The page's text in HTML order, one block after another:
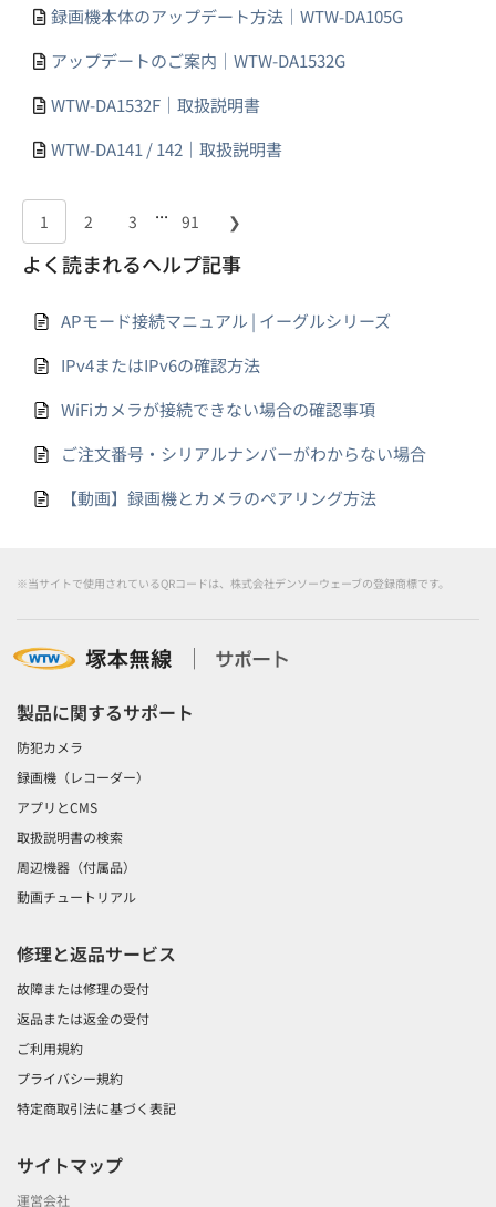
録画機本体のアップデート方法｜WTW-DA105G
アップデートのご案内｜WTW-DA1532G
WTW-DA1532F｜取扱説明書
WTW-DA141 / 142｜取扱説明書
1 2 3 ... 91 ❯
よく読まれるヘルプ記事
APモード接続マニュアル | イーグルシリーズ
IPv4またはIPv6の確認方法
WiFiカメラが接続できない場合の確認事項
ご注文番号・シリアルナンバーがわからない場合
【動画】録画機とカメラのペアリング方法
※当サイトで使用されているQRコードは、株式会社デンソーウェーブの登録商標です。
製品に関するサポート
防犯カメラ
録画機（レコーダー）
アプリとCMS
取扱説明書の検索
周辺機器（付属品）
動画チュートリアル
修理と返品サービス
故障または修理の受付
返品または返金の受付
ご利用規約
プライバシー規約
特定商取引法に基づく表記
サイトマップ
運営会社